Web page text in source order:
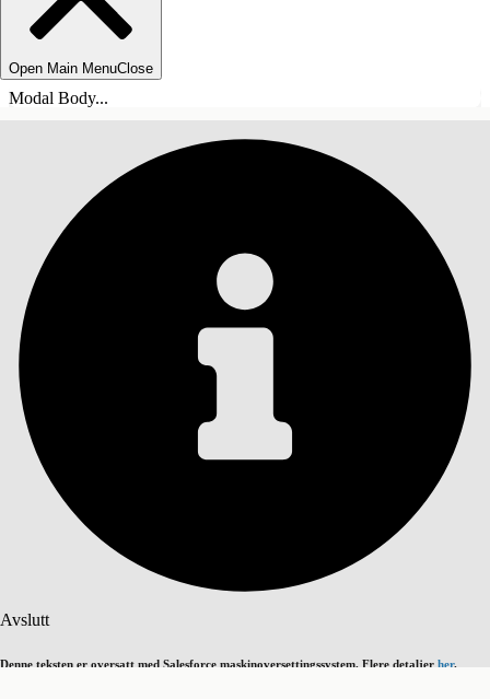
Open Main MenuClose
Modal Body...
Avslutt
Denne teksten er oversatt med Salesforce maskinoversettingssystem. Flere detaljer her.
Vis innholdsfortegnelse